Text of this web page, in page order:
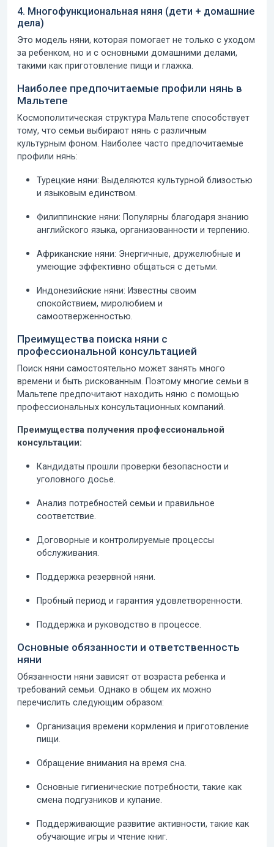
4. Многофункциональная няня (дети + домашние
дела)
Это модель няни, которая помогает не только с уходом
за ребенком, но и с основными домашними делами,
такими как приготовление пищи и глажка.
Наиболее предпочитаемые профили нянь в
Мальтепе
Космополитическая структура Мальтепе способствует
тому, что семьи выбирают нянь с различным
культурным фоном. Наиболее часто предпочитаемые
профили нянь:
Турецкие няни: Выделяются культурной близостью
и языковым единством.
Филиппинские няни: Популярны благодаря знанию
английского языка, организованности и терпению.
Африканские няни: Энергичные, дружелюбные и
умеющие эффективно общаться с детьми.
Индонезийские няни: Известны своим
спокойствием, миролюбием и
самоотверженностью.
Преимущества поиска няни с
профессиональной консультацией
Поиск няни самостоятельно может занять много
времени и быть рискованным. Поэтому многие семьи в
Мальтепе предпочитают находить няню с помощью
профессиональных консультационных компаний.
Преимущества получения профессиональной
консультации:
Кандидаты прошли проверки безопасности и
уголовного досье.
Анализ потребностей семьи и правильное
соответствие.
Договорные и контролируемые процессы
обслуживания.
Поддержка резервной няни.
Пробный период и гарантия удовлетворенности.
Поддержка и руководство в процессе.
Основные обязанности и ответственность
няни
Обязанности няни зависят от возраста ребенка и
требований семьи. Однако в общем их можно
перечислить следующим образом:
Организация времени кормления и приготовление
пищи.
Обращение внимания на время сна.
Основные гигиенические потребности, такие как
смена подгузников и купание.
Поддерживающие развитие активности, такие как
обучающие игры и чтение книг.